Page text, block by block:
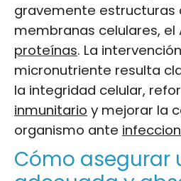
gravemente estructuras
membranas celulares, el
proteínas. La
micronutriente resulta
la integridad celular,
inmunitario y mejorar la
organismo ante
Cómo asegurar